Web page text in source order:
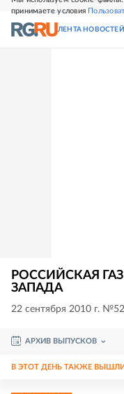
принимаете условия
СВЕЖИЙ НОМЕР
ЛЕНТА НОВОСТЕЙ
РОССИЙСКАЯ
ЗАПАДА
22 сентября 2010 г.
АРХИВ ВЫПУСКОВ
В ЭТОТ ДЕНЬ ТАКЖЕ ВЫШЛИ